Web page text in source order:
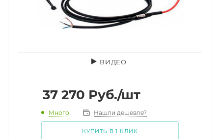
ВИДЕО
37 270 Руб./шт
Много Нашли дешевле?
КУПИТЬ В 1 КЛИК